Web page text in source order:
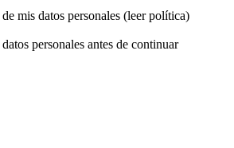
mis datos personales (leer política)
personales antes de continuar